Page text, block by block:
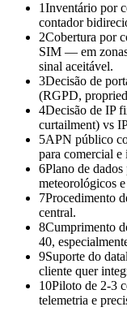
1Inventário por
contador
2Cobertura por
SIM — em
sinal aceitável.
3Decisão de
(RGPD,
4Decisão de IP
curtailment) vs
5APN público
para comercial e
6Plano de
meteorológicos
7Procedimento
central.
8Cumprimento
40,
9Suporte do
cliente quer
10Piloto de 2-3
telemetria e